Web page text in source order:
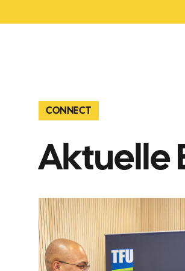
CONNECT
Aktuelle